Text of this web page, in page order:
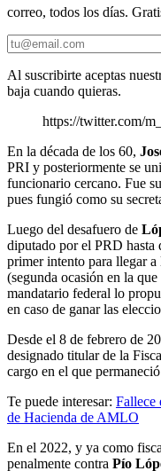
correo, todos los días.
Al suscribirte aceptas
baja cuando quieras.
https://twitter.com/
En la década de los 60,
PRI y posteriormente se
funcionario cercano. Fue
pues fungió como su
Luego del desafuero de
diputado por el PRD
primer intento para llegar
(segunda ocasión en la
mandatario federal lo
en caso de ganar las
Desde el 8 de febrero de
designado titular de la
cargo en el que
Te puede interesar: Fallece
de Hacienda de AMLO
En el 2022, y ya como
penalmente contra Pío